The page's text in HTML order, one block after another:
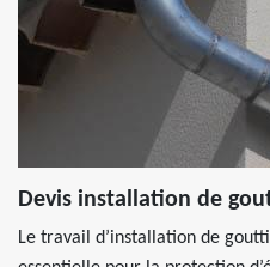
Devis installation de
Le travail d’installation de